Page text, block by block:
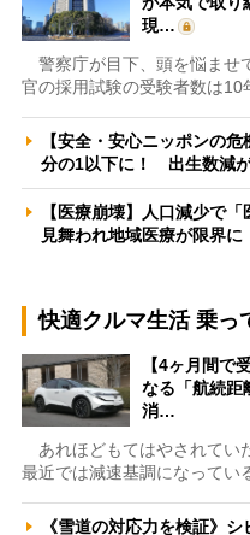
現…
警察庁が目下、頭を悩ませ
官の採用試験の受験者数は10
【安全・安心ニッポンの
分の1以下に！ 出生数減
【医療崩壊】人口減少で
見舞われ地域医療が限界
快適クルマ生活 乗っ
【4ヶ月間で
なる「航続距
消…
あれほどもてはやされてい
最近では減速基調になってい
《雪道の対応力を検証》